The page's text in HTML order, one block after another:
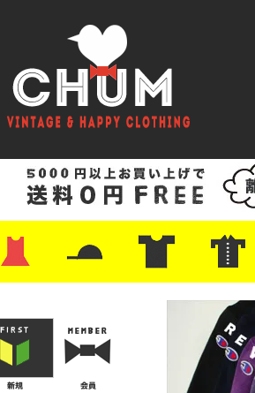
・レザーシューズ/スニーカー
・プリントTシャツ
・バンド/ツアー
・キャラクター
・Nike/adidas/スポーツ
・チャンピオン
・サーフ/スケート
・ボーダー/総柄/無地
・フットボール/リンガー
・タンクトップ/NBA・ポロシャツ
・半袖シャツ
・アロハ/サー